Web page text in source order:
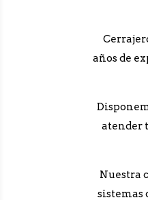
años de
atender
Nuestra
sistemas